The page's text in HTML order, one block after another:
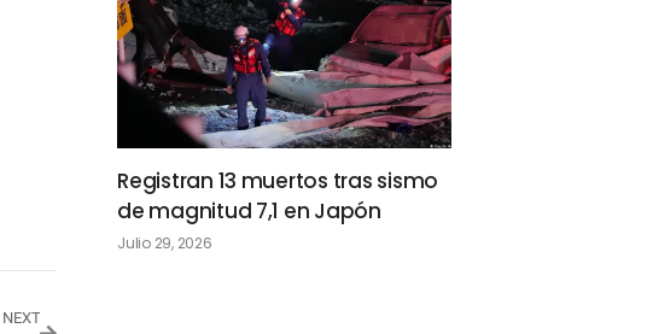
NEXT
Registran 13 muertos tras sismo
de magnitud 7,1 en Japón
Julio 29, 2026